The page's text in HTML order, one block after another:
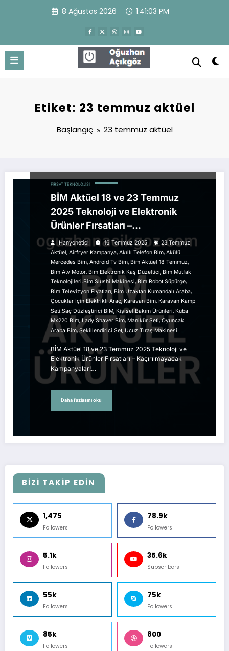
8 Ağustos 2026 1:41:03 PM
Etiket: 23 temmuz aktüel
Başlangıç 23 temmuz aktüel
FIRSAT TEKNOLOJISI
BİM Aktüel 18 ve 23 Temmuz
2025 Teknoloji ve Elektronik
Ürünler Fırsatları –
Kaçırılmayacak Kampanyalar!
Hanyonetici 16 Temmuz 2025
23 Temmuz
Aktüel, Airfryer Kampanya, Akıllı Telefon Bim, Akülü
Mercedes Bim, Android Tv Bim, Bim Aktüel 18 Temmuz,
Bim Atv Motor, Bim Elektronik Kaş Düzeltici, Bim Mutfak
Teknolojileri.bim Slushi Makinesi,Bim Robot Süpürge,
Bim Televizyon Fiyatları, Bim Uzaktan Kumandalı Araba,
Çocuklar Için Elektrikli Araç,Karavan Bim, Karavan Kamp
Seti.saç Düzleştirici BİM, Kişisel Bakım Ürünleri, Kuba
Mx220 Bim,Lady Shaver Bim, Manikür Seti,Oyuncak
Araba Bim,Şekillendirici Set, Ucuz Tıraş Makinesi
BİM Aktüel 18 ve 23 Temmuz 2025 Teknoloji ve
Elektronik Ürünler Fırsatları – Kaçırılmayacak
Kampanyalar!…
Daha fazlasını oku
BİZİ TAKİP EDİN
1,475
Followers
78.9k
Followers
5.1k
Followers
35.6k
Subscribers
55k
Followers
75k
Followers
85k
Followers
800
Followers